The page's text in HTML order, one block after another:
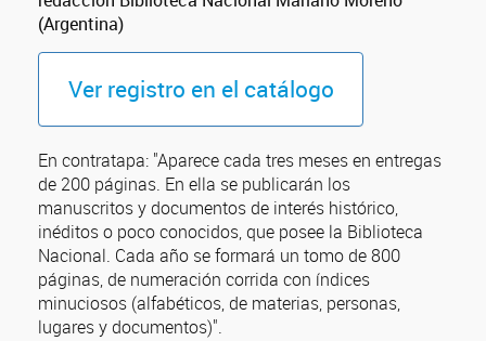
(Argentina)
Ver registro en el catálogo
En contratapa: "Aparece cada tres meses en entregas
de 200 páginas. En ella se publicarán los
manuscritos y documentos de interés histórico,
inéditos o poco conocidos, que posee la Biblioteca
Nacional. Cada año se formará un tomo de 800
páginas, de numeración corrida con índices
minuciosos (alfabéticos, de materias, personas,
lugares y documentos)".